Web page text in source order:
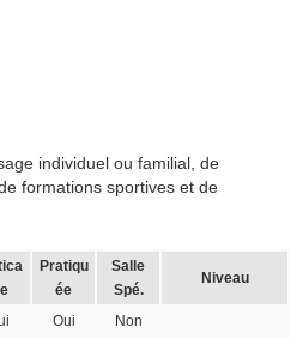
individuel ou familial, de
formations sportives et de
Pratiqu
ée
Salle
Spé.
Niveau
Oui Non